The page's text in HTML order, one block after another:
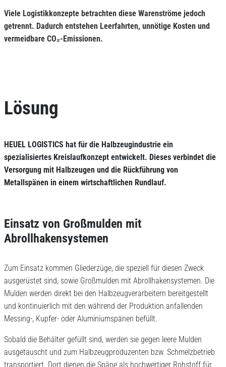
Viele Logistikkonzepte betrachten diese Warenströme jedoch
getrennt. Dadurch entstehen Leerfahrten, unnötige Kosten und
vermeidbare CO₂-Emissionen.
Lösung
HEUEL LOGISTICS hat für die Halbzeugindustrie ein
spezialisiertes Kreislaufkonzept entwickelt. Dieses verbindet die
Versorgung mit Halbzeugen und die Rückführung von
Metallspänen in einem wirtschaftlichen Rundlauf.
Einsatz von Großmulden mit
Abrollhakensystemen
Zum Einsatz kommen Gliederzüge, die speziell für diesen Zweck
ausgerüstet sind, sowie Großmulden mit Abrollhakensystemen. Die
Mulden werden direkt bei den Halbzeugverarbeitern bereitgestellt
und kontinuierlich mit den während der Produktion anfallenden
Messing-, Kupfer- oder Aluminiumspänen befüllt.
Sobald die Behälter gefüllt sind, werden sie gegen leere Mulden
ausgetauscht und zum Halbzeugproduzenten bzw. Schmelzbetrieb
transportiert. Dort dienen die Späne als hochwertiger Rohstoff für